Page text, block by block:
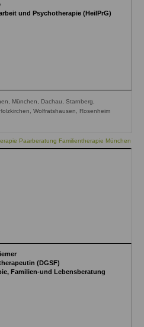
und Psychotherapie (HeilPrG)
München, Dachau, Starnberg,
Wolfratshausen, Rosenheim
Paarberatung Familientherapie München
(DGSF)
Familien-und Lebensberatung